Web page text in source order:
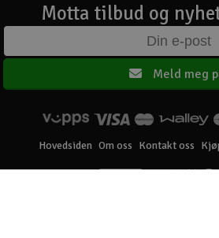
Motta tilbud og
Meld meg
Hovedsiden Om oss Kontakt oss